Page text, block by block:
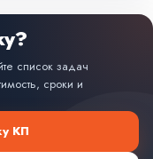
список задач
сроки и
КП